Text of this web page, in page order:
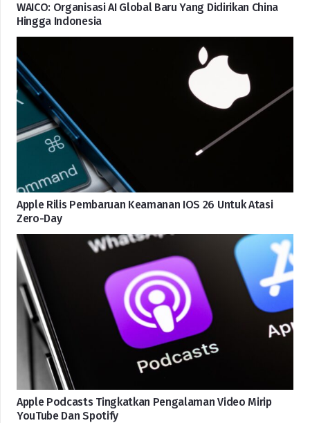
WAICO: Organisasi AI Global Baru Yang Didirikan China
Hingga Indonesia
Apple Rilis Pembaruan Keamanan IOS 26 Untuk Atasi
Zero-Day
Apple Podcasts Tingkatkan Pengalaman Video Mirip
YouTube Dan Spotify